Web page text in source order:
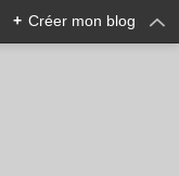
+ Créer mon blog